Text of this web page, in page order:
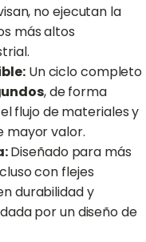
no ejecutan la
más altos
Un ciclo completo
, de forma
flujo de materiales y
mayor valor.
Diseñado para más
con flejes
durabilidad y
por un diseño de